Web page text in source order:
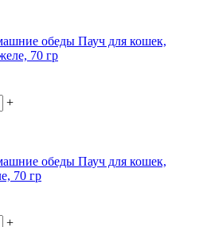
обеды Пауч для кошек,
70 гр
+
обеды Пауч для кошек,
70 гр
+